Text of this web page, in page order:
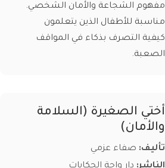
مفهوم الشجاعة والأمان الشخصي.
مناسبة للأطفال الذين يتعلمون
كيفية التصرف بذكاء في المواقف
الصعبة.
أختي الصغيرة (السلامة
والأمان)
تأليف: صفاء عزمي